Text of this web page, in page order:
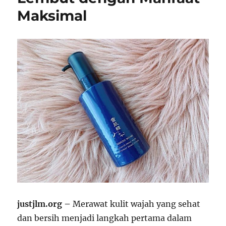
Maksimal
justjlm.org –Merawat kulit wajah yang sehat
dan bersih menjadi langkah pertama dalam